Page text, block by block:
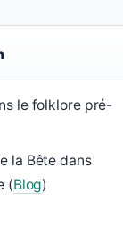
le folklore pré-
la Bête dans
(Blog)